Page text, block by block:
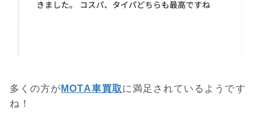
多くの方が MOTA車買取に満足 されているようです
ね！